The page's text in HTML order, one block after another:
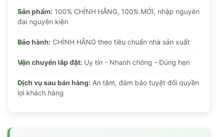
Sản phẩm: 100% CHÍNH HÃNG, 100% MỚI, nhập nguyên
đai nguyên kiện
Bảo hành: CHÍNH HÃNG theo tiêu chuẩn nhà sản xuất
Vận chuyển lắp đặt: Uy tín - Nhanh chóng - Đúng hẹn
Dịch vụ sau bán hàng: An tâm, đảm bảo tuyệt đối quyền
lợi khách hàng